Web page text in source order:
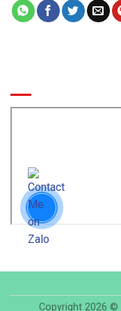
Copyright 2026 ©